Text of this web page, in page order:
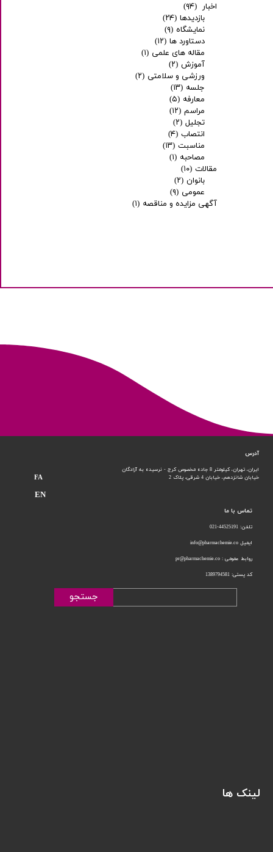
اخبار
(۹۴)
بازدیدها (۲۴)
نمایشگاه (۹)
دستاورد ها (۱۲)
مقاله های علمی (۱)
آموزش (۲)
ورزشی و سلامتی (۲)
جلسه (۱۳)
معارفه (۵)
مراسم (۱۲)
تجلیل (۲)
انتصاب (۴)
مناسبت (۱۳)
مصاحبه (۱)
مقالات (۱۰)
بانوان (۲)
عمومی (۹)
آگهی مزایده و مناقصه (۱)
تماس با ما
تلفن: 44525191-021
ایمیل info@pharmachemie.co
روابط عمومی : pr@pharmachemie.co
کد پستی: 1389794581
آدرس
ایران، تهران، کیلومتر 8 جاده مخصوص کرج - نرسیده به آزادگان
خیابان شانزدهم، خیابان 4 شرقی، پلاک 2
جستجو
لینک ها
FA